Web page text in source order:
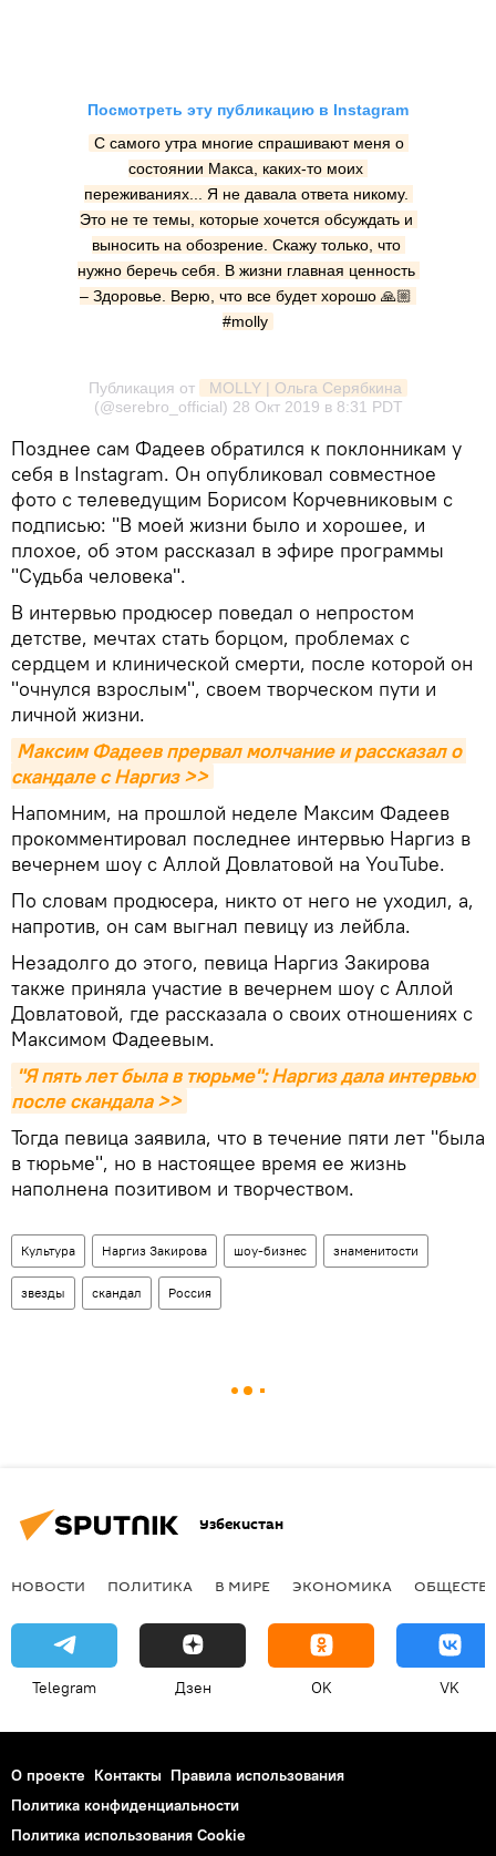
Посмотреть эту публикацию в Instagram
С самого утра многие спрашивают меня о
состоянии Макса, каких-то моих
переживаниях... Я не давала ответа никому.
Это не те темы, которые хочется обсуждать и
выносить на обозрение. Скажу только, что
нужно беречь себя. В жизни главная ценность
– Здоровье. Верю, что все будет хорошо 🙏🏼
#molly
Публикация от
MOLLY | Ольга Серябкина
(@serebro_official) 28 Окт 2019 в 8:31 PDT
Позднее сам Фадеев обратился к поклонникам у
себя в Instagram. Он опубликовал совместное
фото с телеведущим Борисом Корчевниковым с
подписью: "В моей жизни было и хорошее, и
плохое, об этом рассказал в эфире программы
"Судьба человека".
В интервью продюсер поведал о непростом
детстве, мечтах стать борцом, проблемах с
сердцем и клинической смерти, после которой он
"очнулся взрослым", своем творческом пути и
личной жизни.
Максим Фадеев прервал молчание и рассказал о
скандале с Наргиз >>
Напомним, на прошлой неделе Максим Фадеев
прокомментировал последнее интервью Наргиз в
вечернем шоу с Аллой Довлатовой на YouTube.
По словам продюсера, никто от него не уходил, а,
напротив, он сам выгнал певицу из лейбла.
Незадолго до этого, певица Наргиз Закирова
также приняла участие в вечернем шоу с Аллой
Довлатовой, где рассказала о своих отношениях с
Максимом Фадеевым.
"Я пять лет была в тюрьме": Наргиз дала интервью
после скандала >>
Тогда певица заявила, что в течение пяти лет "была
в тюрьме", но в настоящее время ее жизнь
наполнена позитивом и творчеством.
Культура Наргиз Закирова шоу-бизнес знаменитости
звезды скандал Россия
Узбекистан
НОВОСТИ ПОЛИТИКА В МИРЕ ЭКОНОМИКА
Telegram Дзен OK VK
О проекте Контакты Правила использования
Политика конфиденциальности
Политика использования Cookie